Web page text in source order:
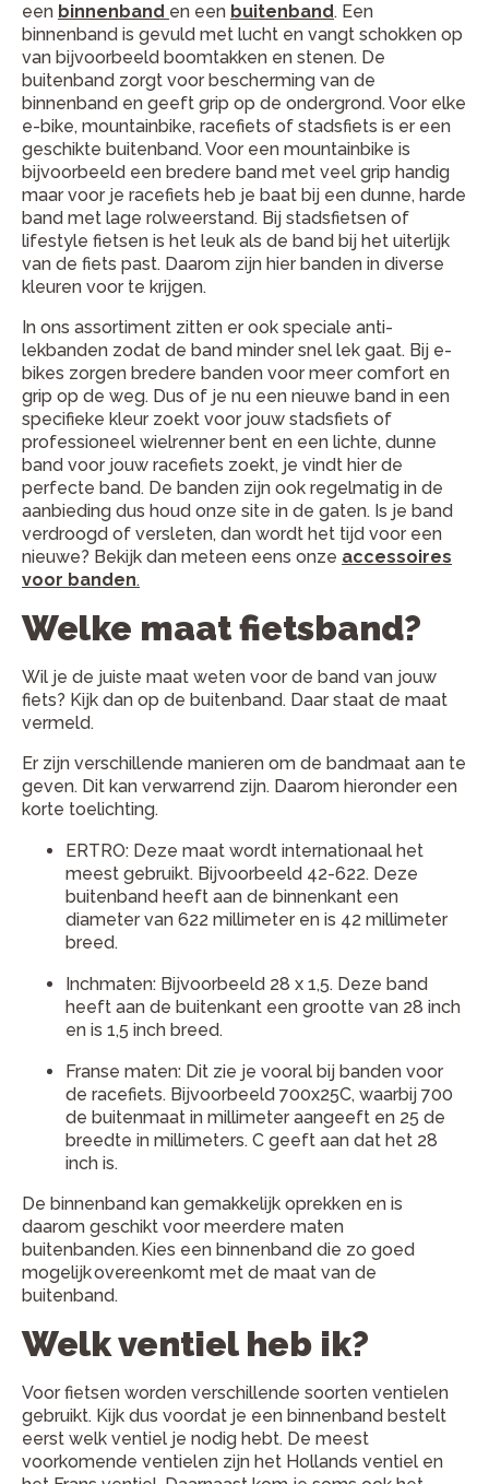
een binnenband en een buitenband. Een
binnenband is gevuld met lucht en vangt schokken op
van bijvoorbeeld boomtakken en stenen. De
buitenband zorgt voor bescherming van de
binnenband en geeft grip op de ondergrond. Voor elke
e-bike, mountainbike, racefiets of stadsfiets is er een
geschikte buitenband. Voor een mountainbike is
bijvoorbeeld een bredere band met veel grip handig
maar voor je racefiets heb je baat bij een dunne, harde
band met lage rolweerstand. Bij stadsfietsen of
lifestyle fietsen is het leuk als de band bij het uiterlijk
van de fiets past. Daarom zijn hier banden in diverse
kleuren voor te krijgen.
In ons assortiment zitten er ook speciale anti-
lekbanden zodat de band minder snel lek gaat. Bij e-
bikes zorgen bredere banden voor meer comfort en
grip op de weg. Dus of je nu een nieuwe band in een
specifieke kleur zoekt voor jouw stadsfiets of
professioneel wielrenner bent en een lichte, dunne
band voor jouw racefiets zoekt, je vindt hier de
perfecte band. De banden zijn ook regelmatig in de
aanbieding dus houd onze site in de gaten. Is je band
verdroogd of versleten, dan wordt het tijd voor een
nieuwe? Bekijk dan meteen eens onze accessoires
voor banden.
Welke maat fietsband?
Wil je de juiste maat weten voor de band van jouw
fiets? Kijk dan op de buitenband. Daar staat de maat
vermeld.
Er zijn verschillende manieren om de bandmaat aan te
geven. Dit kan verwarrend zijn. Daarom hieronder een
korte toelichting.
ERTRO: Deze maat wordt internationaal het
meest gebruikt. Bijvoorbeeld 42-622. Deze
buitenband heeft aan de binnenkant een
diameter van 622 millimeter en is 42 millimeter
breed.
Inchmaten: Bijvoorbeeld 28 x 1,5. Deze band
heeft aan de buitenkant een grootte van 28 inch
en is 1,5 inch breed.
Franse maten: Dit zie je vooral bij banden voor
de racefiets. Bijvoorbeeld 700x25C, waarbij 700
de buitenmaat in millimeter aangeeft en 25 de
breedte in millimeters. C geeft aan dat het 28
inch is.
De binnenband kan gemakkelijk oprekken en is
daarom geschikt voor meerdere maten
buitenbanden. Kies een binnenband die zo goed
mogelijk overeenkomt met de maat van de
buitenband.
Welk ventiel heb ik?
Voor fietsen worden verschillende soorten ventielen
gebruikt. Kijk dus voordat je een binnenband bestelt
eerst welk ventiel je nodig hebt. De meest
voorkomende ventielen zijn het Hollands ventiel en